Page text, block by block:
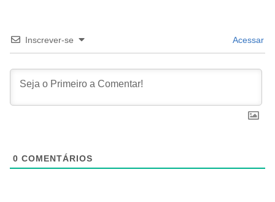
Inscrever-se Acessar
0 COMENTÁRIOS